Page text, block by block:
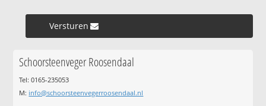
Versturen »
Schoorsteenveger Roosendaal
Tel: 0165-235053
M: info@schoorsteenvegerroosendaal.nl